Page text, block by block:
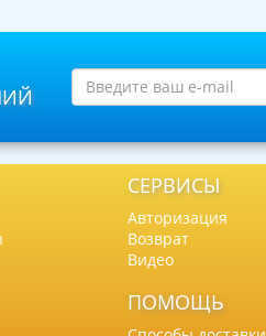
СЕРВИСЫ
Авторизация
Возврат
Видео
ПОМОЩЬ